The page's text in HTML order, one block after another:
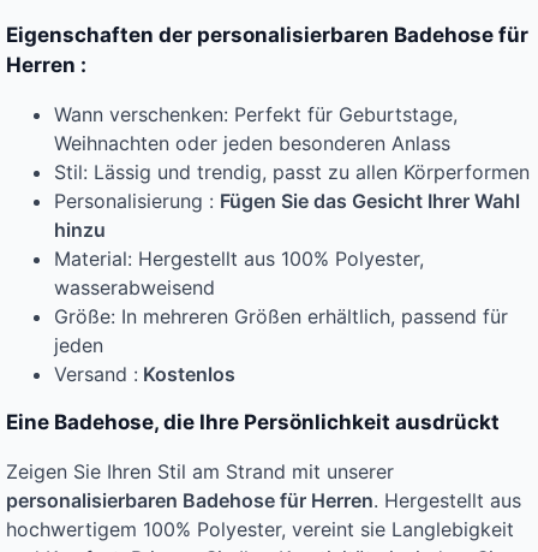
Eigenschaften der personalisierbaren Badehose für
Herren :
Wann verschenken: Perfekt für Geburtstage,
Weihnachten oder jeden besonderen Anlass
Stil: Lässig und trendig, passt zu allen Körperformen
Personalisierung : Fügen Sie das Gesicht Ihrer Wahl
hinzu
Material: Hergestellt aus 100% Polyester,
wasserabweisend
Größe: In mehreren Größen erhältlich, passend für
jeden
Versand : Kostenlos
Eine Badehose, die Ihre Persönlichkeit ausdrückt
Zeigen Sie Ihren Stil am Strand mit unserer
personalisierbaren Badehose für Herren. Hergestellt aus
hochwertigem 100% Polyester, vereint sie Langlebigkeit